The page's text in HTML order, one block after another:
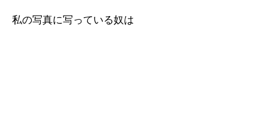
私の写真に写っている奴は